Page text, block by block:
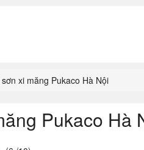
xi măng Pukaco Hà Nội
Pukaco Hà